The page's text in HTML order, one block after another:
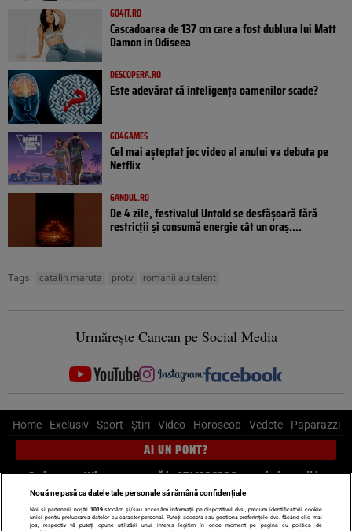
GO4IT.RO
Cascadoarea de 137 cm care a fost dublura lui Matt
Damon în Odiseea
DESCOPERA.RO
Este adevărat că inteligența oamenilor scade?
GO4GAMES
Cel mai așteptat joc video al anului va debuta pe
Netflix
GANDUL.RO
De 4 zile, festivalul Untold se desfășoară fără
restricții și consumă energie cât un oraș....
Tags: catalin maruta protv romanii au talent
Urmărește Cancan pe Social Media
Home Exclusiv Sport Știri Video Horoscop Vedete Paparazzi
AI UN PONT?
Scrie-ne pe Whatsapp, sună la 0741226226 sau trimite mail la
pont@cancan.ro
Știri interne Știri externe Politică
Nouă ne pasă ca datele tale personale să rămână confidențiale
Noi și partenerii noștri 1019stocăm și/sau accesăm informații pe dispozitivul dvs., precum identificatorii cookie
unici pentru prelucrarea datelor cu caracter personal. Puteți accepta sau gestiona preferințele dvs. făcând clic mai
jos, respectiv vă puteți opune utilizării unui interes legitim în orice moment pe pagina cu politica de